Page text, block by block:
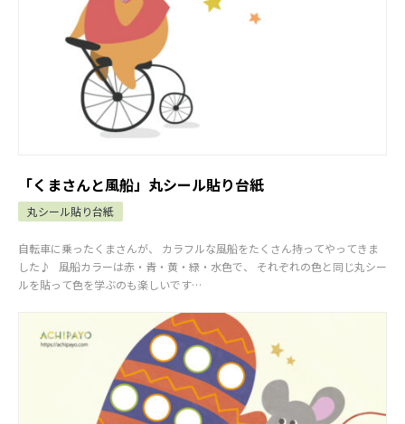
「くまさんと風船」丸シール貼り台紙
丸シール貼り台紙
自転車に乗ったくまさんが、 カラフルな風船をたくさん持ってやってきま
した♪ 風船カラーは赤・青・黄・緑・水色で、 それぞれの色と同じ丸シー
ルを貼って色を学ぶのも楽しいです…